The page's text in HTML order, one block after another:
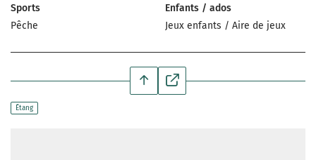
Sports
Pêche
Enfants / ados
Jeux enfants / Aire de jeux
Étang